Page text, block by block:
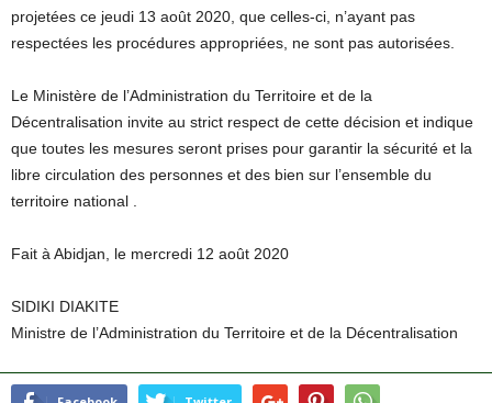
projetées ce jeudi 13 août 2020, que celles-ci, n’ayant pas
respectées les procédures appropriées, ne sont pas autorisées.
Le Ministère de l’Administration du Territoire et de la
Décentralisation invite au strict respect de cette décision et indique
que toutes les mesures seront prises pour garantir la sécurité et la
libre circulation des personnes et des bien sur l’ensemble du
territoire national .
Fait à Abidjan, le mercredi 12 août 2020
SIDIKI DIAKITE
Ministre de l’Administration du Territoire et de la Décentralisation